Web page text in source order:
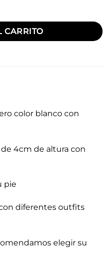
CARRITO
color blanco con
de 4cm de altura con
pie
diferentes outfits
elegir su